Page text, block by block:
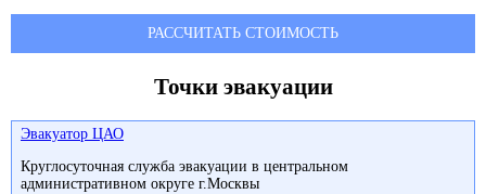
РАССЧИТАТЬ СТОИМОСТЬ
Точки эвакуации
Эвакуатор ЦАО
Круглосуточная служба эвакуации в центральном
административном округе г.Москвы